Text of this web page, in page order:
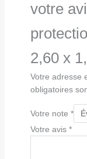
votre
2,60 x
Votre adresse
obligatoires
Votre note *
Votre avis *